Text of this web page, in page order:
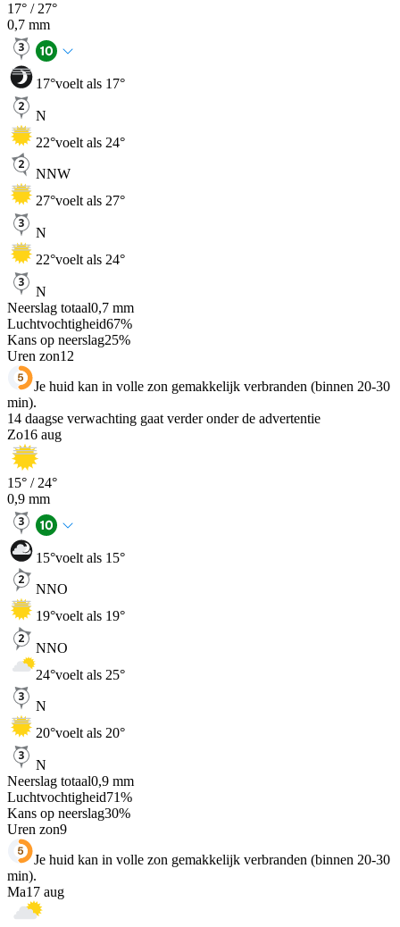
17° / 27°
0,7 mm
17°voelt als 17°
N
22°voelt als 24°
NNW
27°voelt als 27°
N
22°voelt als 24°
N
Neerslag totaal0,7 mm
Luchtvochtigheid67%
Kans op neerslag25%
Uren zon12
Je huid kan in volle zon gemakkelijk verbranden (binnen 20-30
min).
14 daagse verwachting gaat verder onder de advertentie
Zo16 aug
15° / 24°
0,9 mm
15°voelt als 15°
NNO
19°voelt als 19°
NNO
24°voelt als 25°
N
20°voelt als 20°
N
Neerslag totaal0,9 mm
Luchtvochtigheid71%
Kans op neerslag30%
Uren zon9
Je huid kan in volle zon gemakkelijk verbranden (binnen 20-30
min).
Ma17 aug